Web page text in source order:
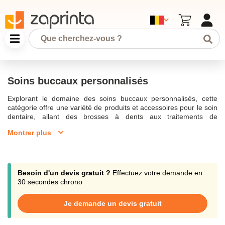
Soins buccaux personnalisés
Explorant le domaine des soins buccaux personnalisés, cette
catégorie offre une variété de produits et accessoires pour le soin
dentaire, allant des brosses à dents aux traitements de
professionnels de la santé tels que les dentistes et les hygiénistes
large gamme de produits d'hygiène bucco-dentaires qui peuvent
être personnalisés avec le logo de votre entreprise pour renforcer
l'identité de marque. Le bon emballage est essentiel pour
garantissant non seulement l'hygiène mais aussi une présentation
soignée. Grâce à nos produits de blanchiment des dents, vous
pourrez obtenir des résultats professionnels, réduisant les taches
Montrer plus
Besoin d'un devis gratuit ? Effectuez votre demande en
30 secondes chrono
Je demande un devis gratuit